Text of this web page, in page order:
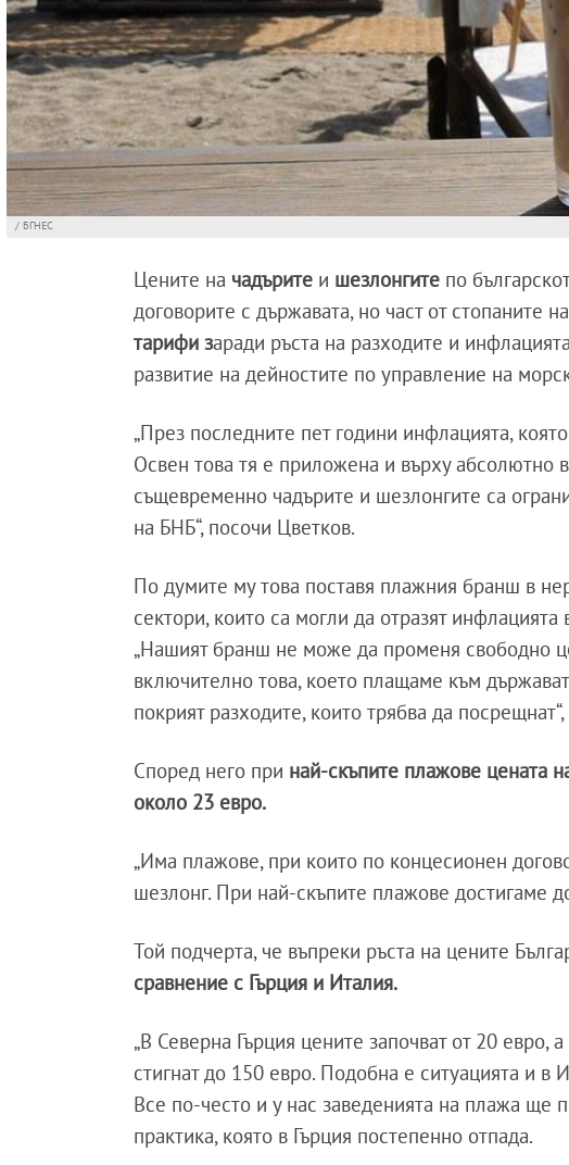
/ БГНЕС
Цените на чадърите и шезлонгите по
договорите с държавата, но част от стопаните
тарифи заради ръста на разходите и
развитие на дейностите по управление на
„През последните пет години инфлацията,
Освен това тя е приложена и върху абсолютно
същевременно чадърите и шезлонгите са
на БНБ“, посочи Цветков.
По думите му това поставя плажния бранш в
сектори, които са могли да отразят инфлацията
„Нашият бранш не може да променя свободно
включително това, което плащаме към
покрият разходите, които трябва да
Според него при най-скъпите плажове цената
около 23 евро.
„Има плажове, при които по концесионен
шезлонг. При най-скъпите плажове достигаме
Той подчерта, че въпреки ръста на цените
сравнение с Гърция и Италия.
„В Северна Гърция цените започват от 20
стигнат до 150 евро. Подобна е ситуацията и в
Все по-често и у нас заведенията на плажа ще
практика, която в Гърция постепенно отпада.